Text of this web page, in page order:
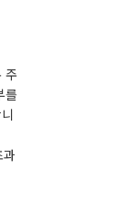
주
를